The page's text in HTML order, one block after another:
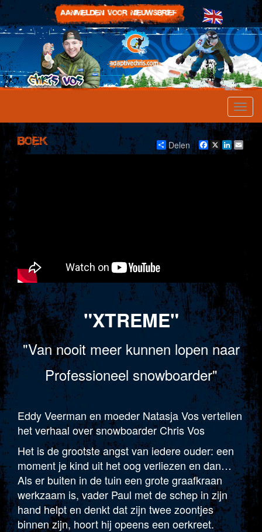
Delen Facebook
X
Boek
"XTREME"
"Van nooit meer kunnen lopen naar
Professioneel snowboarder"
Eddy Veerman en moeder Natasja Vos vertellen
het verhaal over snowboarder Chris Vos
Het is de grootste angst van iedere ouder: een
moment je kind uit het oog verliezen en dan…
Als er buiten in de tuin een grote graafkraan
werkzaam is, vader Paul met de schep in zijn
hand helpt en denkt dat zijn twee zoontjes
binnen zijn, hoort hij opeens een oerkreet.